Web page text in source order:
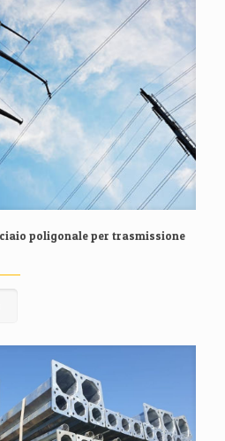
poligonale per trasmissione